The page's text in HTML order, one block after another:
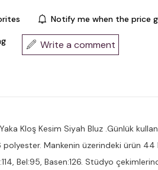
Notify me when the price
Write a comment
Kloş Kesim Siyah Bluz .Günlük
polyester. Mankenin üzerindeki ürün 44
Bel:95, Basen:126. Stüdyo